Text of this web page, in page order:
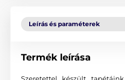
Leírás és paraméterek
Termék leírása